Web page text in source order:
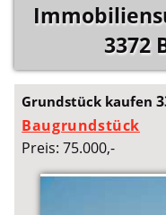
3372
Grundstück kaufen
Baugrundstück
Preis: 75.000,-